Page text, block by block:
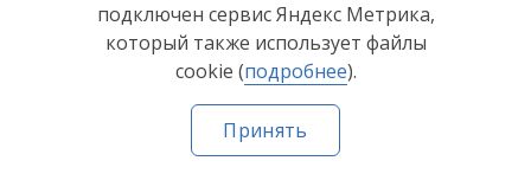
6.2. В случае выявления неточных персональных
данных при обращении субъекта персональных
данных или его представителя либо по их запросу
или по запросу Роскомнадзора Оператор
осуществляет блокирование персональных данных,
относящихся к этому субъекту персональных
Каталог Где купить
подключен сервис Яндекс Метрика,
который также использует файлы
cookie (подробнее).
Принять